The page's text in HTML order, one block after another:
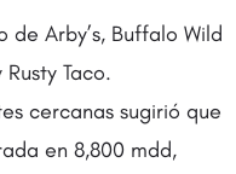
de Arby’s, Buffalo Wild
Rusty Taco.
cercanas sugirió que
en 8,800 mdd,